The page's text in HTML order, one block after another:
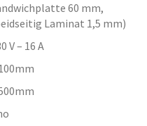
60 mm,
Laminat 1,5 mm)
V – 16 A
mm
mm